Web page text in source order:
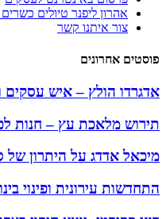
אהרון ליפנר טיולים
צור איתנו קשר
פוסטים אחרונים
אדגרדו הולץ – איש עסקים
תירוש מלאכת עץ – חנות
מיכאל אדדג על היתרון של
התחדשות עירונית ופינוי בינוי בשנת 2026 –